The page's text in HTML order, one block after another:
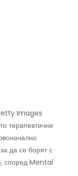
Images
терапевтични
да се борят с
според Mental